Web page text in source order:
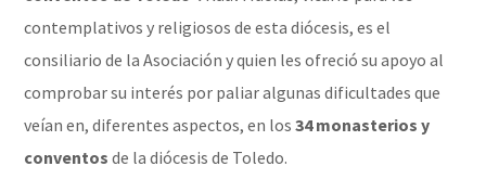
contemplativos y religiosos de esta diócesis, es el
consiliario de la Asociación y quien les ofreció su apoyo al
comprobar su interés por paliar algunas dificultades que
veían en, diferentes aspectos, en los34 monasterios y
conventos de la diócesis de Toledo.